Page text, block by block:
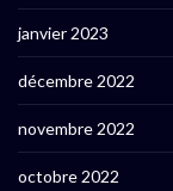
janvier 2023
décembre 2022
novembre 2022
octobre 2022